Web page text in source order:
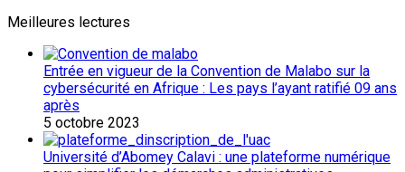
Meilleures lectures
Entrée en vigueur de la Convention de Malabo sur la
cybersécurité en Afrique : Les pays l’ayant ratifié 09 ans
après
5 octobre 2023
Université d’Abomey Calavi : une plateforme numérique